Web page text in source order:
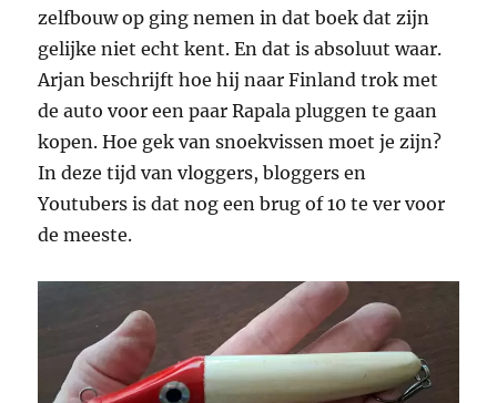
zelfbouw op ging nemen in dat boek dat zijn
gelijke niet echt kent. En dat is absoluut waar.
Arjan beschrijft hoe hij naar Finland trok met
de auto voor een paar Rapala pluggen te gaan
kopen. Hoe gek van snoekvissen moet je zijn?
In deze tijd van vloggers, bloggers en
Youtubers is dat nog een brug of 10 te ver voor
de meeste.